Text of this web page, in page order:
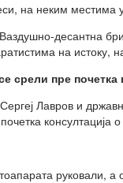
на неким местима
десантна
на истоку,
срели пре
Лавров и
консултација о
руковали, а